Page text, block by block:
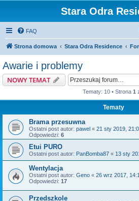
Stara Odra
FAQ
Strona domowa Stara Odra Residence
Awarie i problemy
NOWY TEMAT
Tematy: 10 • Strona 1
Tematy
Brama przesuwna
Ostatni post autor: pawel « 21 sty 2019,
Odpowiedzi: 6
Etui PURO
Ostatni post autor: PanBomba87 « 13 sty
Wentylacja
Ostatni post autor: Geno « 26 wrz 2017,
Odpowiedzi: 17
Przedszkole